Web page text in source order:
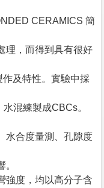
CERAMICS 簡
理，而得到具有很好
及特性。實驗中採
混練製成CBCs。
水合度量測、孔隙度
強度，均以高分子含